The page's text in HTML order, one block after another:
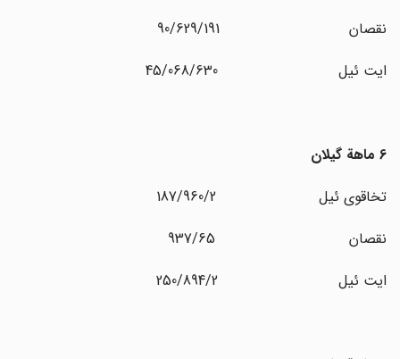
نقصان 90/629/191
ایت ئیل 45/068/630
تخاقوی ئیل 187/960/2
نقصان 937/65
ایت ئیل 250/894/2